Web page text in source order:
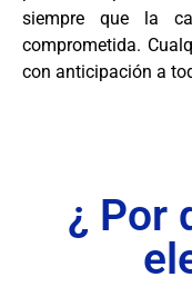
siempre que la
comprometida.
con anticipación a
¿ Por